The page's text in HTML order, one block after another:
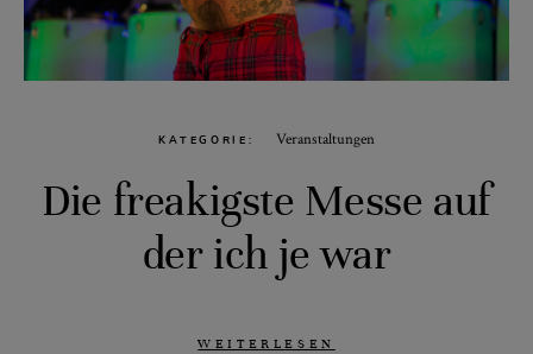
KATEGORIE Veranstaltungen
Die freakigste Messe auf
der ich je war
WEITERLESEN